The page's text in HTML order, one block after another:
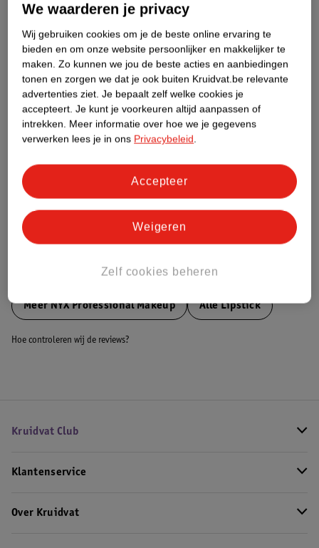
Productinformatie
Etiketinformatie
Nature Impact Score
Dit product heeft (nog) geen Nature
Impact Score.
Meer informatie
Bestel & Bezorginformatie
MeerNYX Professional Makeup Alle Lipstick
Hoe controleren wij de reviews?
Kruidvat Club
Klantenservice
Over Kruidvat
We waarderen je privacy
Wij gebruiken cookies om je de beste online ervaring te
bieden en om onze website persoonlijker en makkelijker te
maken. Zo kunnen we jou de beste acties en aanbiedingen
tonen en zorgen we dat je ook buiten Kruidvat.be relevante
advertenties ziet. Je bepaalt zelf welke cookies je
accepteert. Je kunt je voorkeuren altijd aanpassen of
intrekken. Meer informatie over hoe we je gegevens
verwerken lees je in ons Privacybeleid.
Zelf cookies beheren
Weigeren
Accepteer